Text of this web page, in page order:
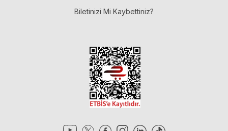
Biletinizi Mi Kaybettiniz?